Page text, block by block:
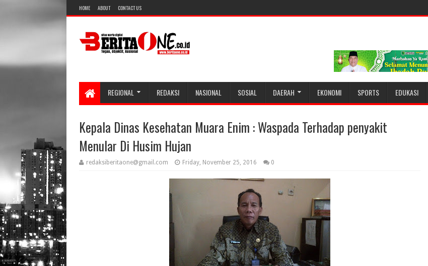
HOME ABOUT CONTACT US
REGIONAL REDAKSI NASIONAL SOSIAL DAERAH EKONOMI SPORTS EDUKASI
Kepala Dinas Kesehatan Muara Enim : Waspada Terhadap penyakit
Menular Di Husim Hujan
redaksiberitaone@gmail.com Friday, November 25, 2016 0